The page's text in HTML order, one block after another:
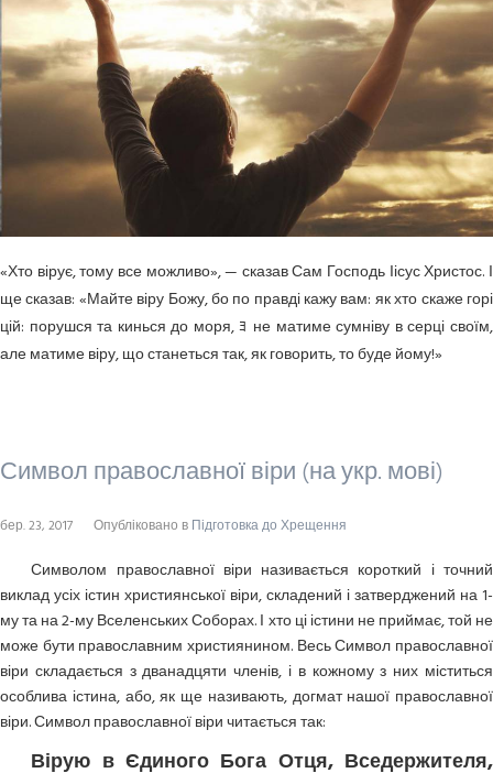
«Хто вірує, тому все можливо», — сказав Сам Господь Іісус Христос. І
ще сказав: «Майте віру Божу, бо по правді кажу вам: як хто скаже горі
цій: порушся та кинься до моря, ﾖ не матиме сумніву в серці своїм,
але матиме віру, що станеться так, як говорить, то буде йому!»
Символ православної віри (на укр. мові)
бер. 23, 2017 Опубліковано в Підготовка до Хрещення
Символом православної віри називається короткий і точний
виклад усіх істин християнської віри, складений і затверджений на 1-
му та на 2-му Вселенських Соборах. І хто ці істини не приймає, той не
може бути православним християнином. Весь Символ православної
віри складається з дванадцяти членів, і в кожному з них міститься
особлива істина, або, як ще називають, догмат нашої православної
віри. Символ православної віри читається так:
Вірую в Єдиного Бога Отця, Вседержителя,